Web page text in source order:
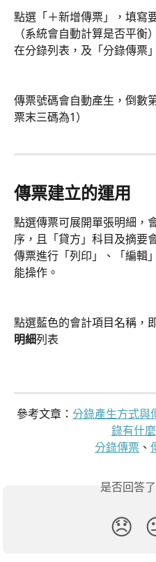
點選「＋新增傳票」，填寫
（系統會自動計算是否平
在分錄列表，及「分錄傳票
傳票號碼會自動產生，倒數
票末三碼為1）
傳票建立的運用
點選傳票可展開單張明細，
序，且「貸方」科目及摘要
傳票進行「列印」、「編輯
能操作。
點選藍色的會計項目名稱，
明細列表
參考文章： 分錄產生方式與
錄有什
分錄傳票 、
是否回答
😞